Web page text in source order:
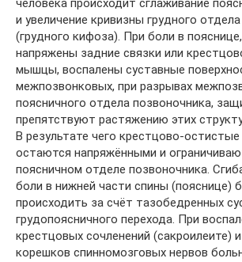
человека происходит сглаживание
и увеличение кривизны грудного
(грудного кифоза). При боли в
напряжены задние связки или
мышцы, воспалены суставные
межпозвонковых, при разрывах
поясничного отдела позвоночника,
препятствуют растяжению этих
В результате чего крестцово-
остаются напряжёнными и
поясничном отделе позвоночника.
боли в нижней части спины (пояснице)
происходить за счёт тазобедренных
грудопоясничного перехода. При
крестцовых сочленений (сакроилеите)
корешков спинномозговых нервов